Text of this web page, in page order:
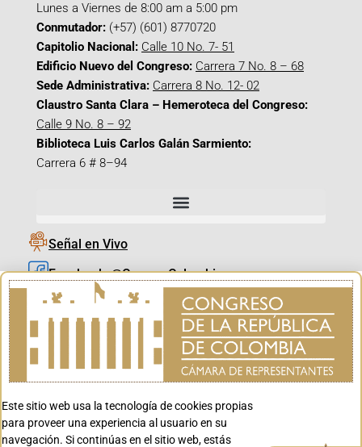
Lunes a Viernes de 8:00 am a 5:00 pm
Conmutador: (+57) (601) 8770720
Capitolio Nacional: Calle 10 No. 7- 51
Edificio Nuevo del Congreso: Carrera 7 No. 8 – 68
Sede Administrativa: Carrera 8 No. 12- 02
Claustro Santa Clara – Hemeroteca del Congreso:
Calle 9 No. 8 – 92
Biblioteca Luis Carlos Galán Sarmiento:
Carrera 6 # 8–94
Señal en Vivo
Facebook_@CamaraColombia
Instagram_@CamaraColombia
X_@CamaraColombia
Youtube_@CamaraColombia
Youtube_@CanalCongreso
Este sitio web usa la tecnología de cookies propias
para proveer una experiencia al usuario en su
navegación. Si continúas en el sitio web, estás